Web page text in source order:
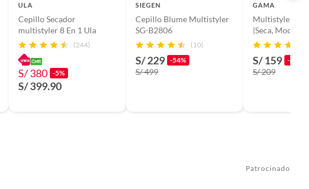
ULA
Cepillo Secador
multistyler 8 En 1 Ula
(244)
S/ 380 -5%
S/ 399.90
SIEGEN
Cepillo Blume Multistyler
SG-B2806
(10)
S/ 229 -54%
S/ 499
GAMA
Multistyler
|Seca, Modela,
S/ 159 -24%
S/ 209
Patrocinado